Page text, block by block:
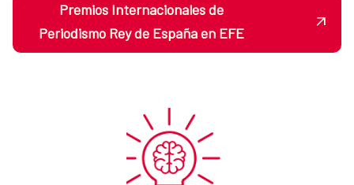
Premios Internacionales de
Periodismo Rey de España en EFE